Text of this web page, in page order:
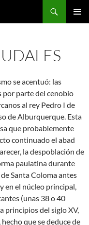
se acentuó: las
parte del cenobio
al rey Pedro I de
de Alburquerque. Esta
que probablemente
continuado el abad
la despoblación de
paulatina durante
Santa Coloma antes
en el núcleo principal,
(unas 38 o 40
principios del siglo XV,
que se deduce de